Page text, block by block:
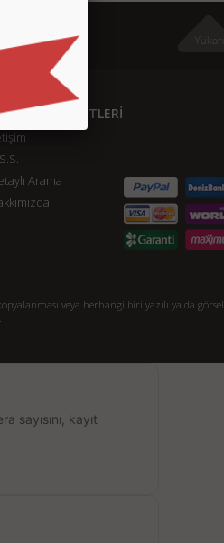
HİZMETLERİ
Arama
veya herhangi biri yazılı ya da görsel
kayıt